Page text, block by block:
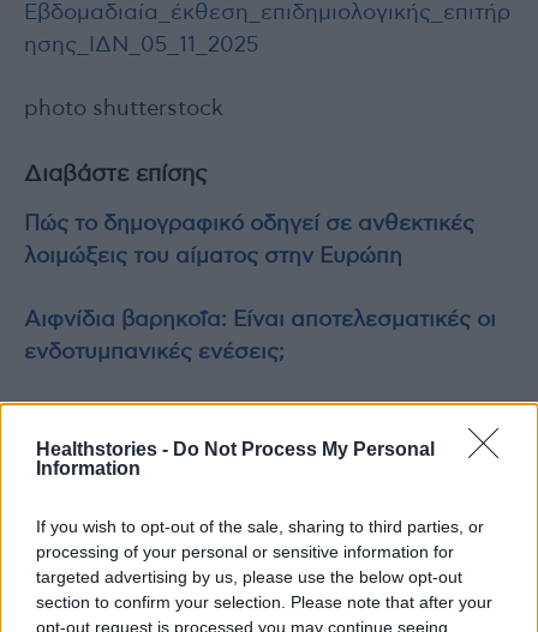
Healthstories - Do Not Process My Personal
Information
If you wish to opt-out of the sale, sharing to third parties, or
processing of your personal or sensitive information for
targeted advertising by us, please use the below opt-out
section to confirm your selection. Please note that after your
opt-out request is processed you may continue seeing
Εβδομαδιαία_έκθεση_επιδημιολογικής_επιτήρ
ησης_ΙΔΝ_05_11_2025
photo shutterstock
Διαβάστε επίσης
Πώς το δημογραφικό οδηγεί σε ανθεκτικές
λοιμώξεις του αίματος στην Ευρώπη
Αιφνίδια βαρηκοΐα: Είναι αποτελεσματικές οι
ενδοτυμπανικές ενέσεις;
TAGS ΕΟΔΥ ιός Δυτικού Νείλου κρούσμα